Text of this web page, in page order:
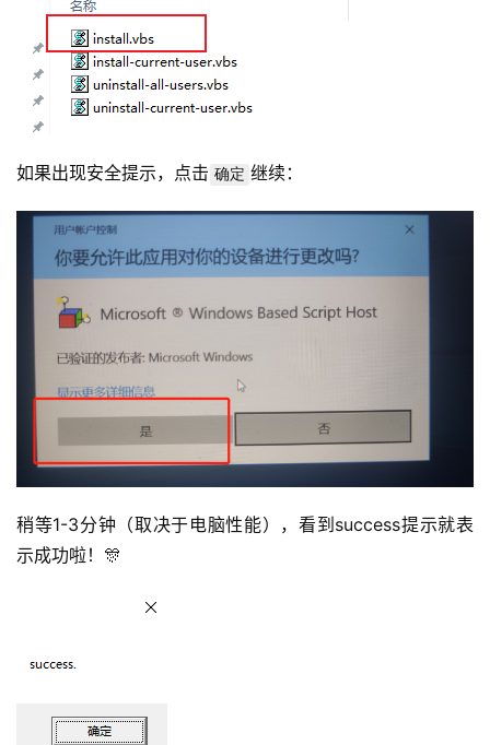
如果出现安全提示，点击 确定 继续：
稍等1-3分钟（取决于电脑性能），看到success提示就表
示成功啦！🎊